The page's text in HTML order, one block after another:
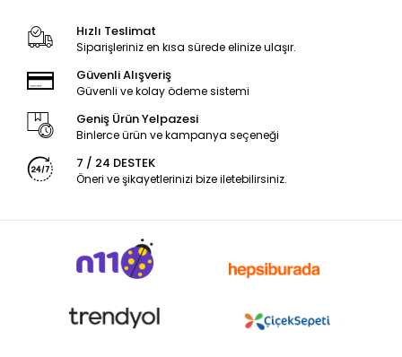
Hızlı Teslimat
Siparişleriniz en kısa sürede elinize ulaşır.
Güvenli Alışveriş
Güvenli ve kolay ödeme sistemi
Geniş Ürün Yelpazesi
Binlerce ürün ve kampanya seçeneği
7 / 24 DESTEK
Öneri ve şikayetlerinizi bize iletebilirsiniz.